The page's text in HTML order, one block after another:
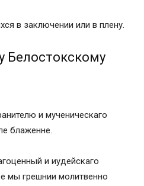
в заключении или в плену.
Белостокскому
и мученическаго
блаженне.
и иудейскаго
мы грешнии молитвенно